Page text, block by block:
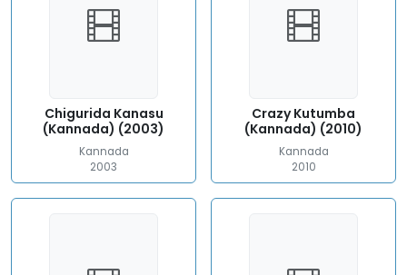
Chigurida Kanasu
(Kannada) (2003)
Kannada
2003
Crazy Kutumba
(Kannada) (2010)
Kannada
2010